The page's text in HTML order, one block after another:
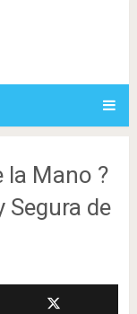
la Mano ?
Segura de